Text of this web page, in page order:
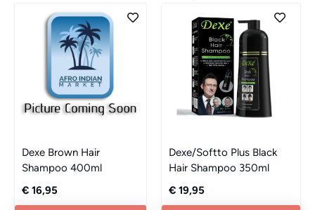
Dexe Brown Hair
Shampoo 400ml
€ 16,95
Dexe/Softto Plus Black
Hair Shampoo 350ml
€ 19,95